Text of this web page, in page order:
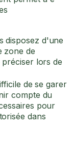
disposez d'une
zone de
préciser lors de
de se garer
compte du
pour
dans